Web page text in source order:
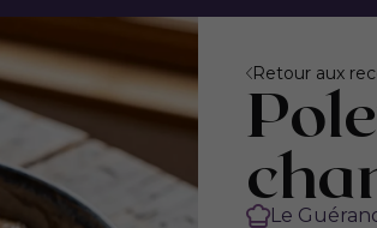
Retour aux
Le